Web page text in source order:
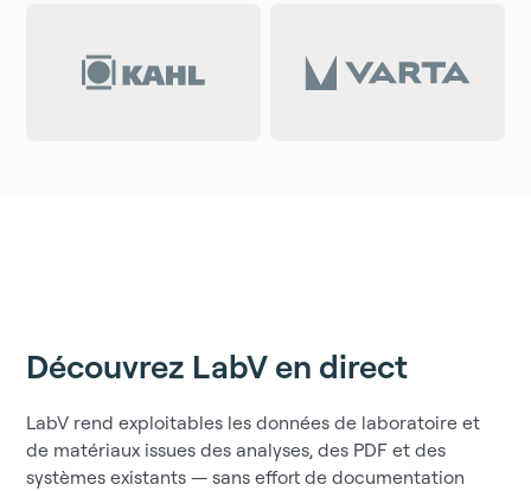
Découvrez LabV en direct
LabV rend exploitables les données de laboratoire et
de matériaux issues des analyses, des PDF et des
systèmes existants — sans effort de documentation